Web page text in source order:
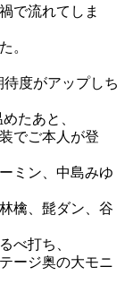
で流れてしま
。
待度がアップしち
たあと、
でご本人が登
ミン、中島みゆ
檎、髭ダン、谷
べ打ち、
ージ奥の大モニ